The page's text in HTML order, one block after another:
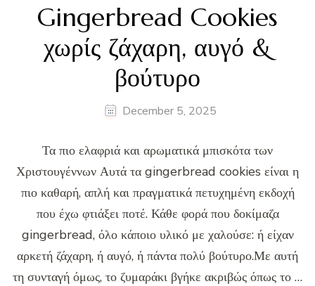
Gingerbread Cookies
χωρίς ζάχαρη, αυγό &
βούτυρο
December 5, 2025
Τα πιο ελαφριά και αρωματικά μπισκότα των
Χριστουγέννων Αυτά τα gingerbread cookies είναι η
πιο καθαρή, απλή και πραγματικά πετυχημένη εκδοχή
που έχω φτιάξει ποτέ. Κάθε φορά που δοκίμαζα
gingerbread, όλο κάποιο υλικό με χαλούσε: ή είχαν
αρκετή ζάχαρη, ή αυγό, ή πάντα πολύ βούτυρο.Με αυτή
τη συνταγή όμως, το ζυμαράκι βγήκε ακριβώς όπως το …